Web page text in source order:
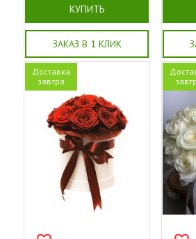
КУПИТЬ
ЗАКАЗ В 1 КЛИК
Доставка
завтра